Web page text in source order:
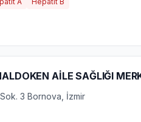
AİLE SAĞLIĞI
3 Bornova, İzmir